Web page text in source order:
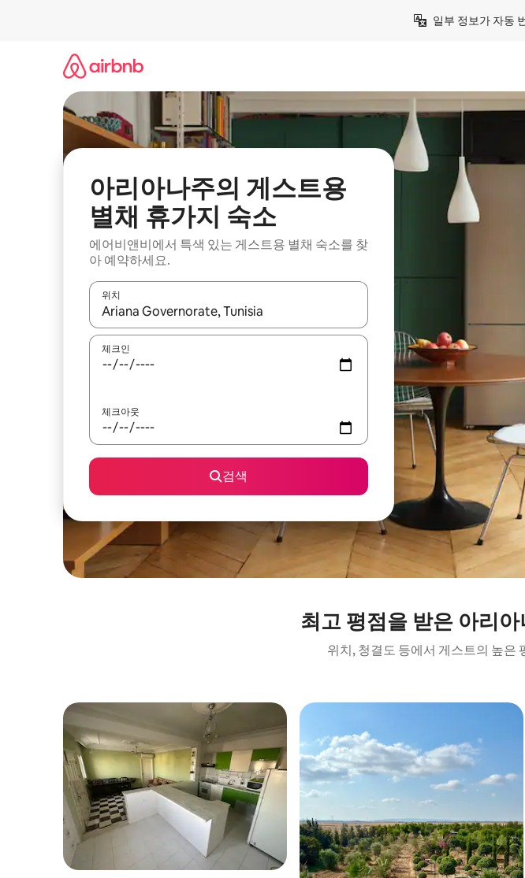
일부 정보가 자동
아리아나주의 게스트용
별채 휴가지 숙소
에어비앤비에서 특색 있는 게스트용 별채 숙소를 찾
아 예약하세요.
위치
결과가 나오면 위·아래 화살표 키를 사용하거나 터치 또는 스와이프 동작으로 탐색하세요.
체크인
체크아웃
검색
최고 평점을 받은 아리
위치, 청결도 등에서 게스트의 높은